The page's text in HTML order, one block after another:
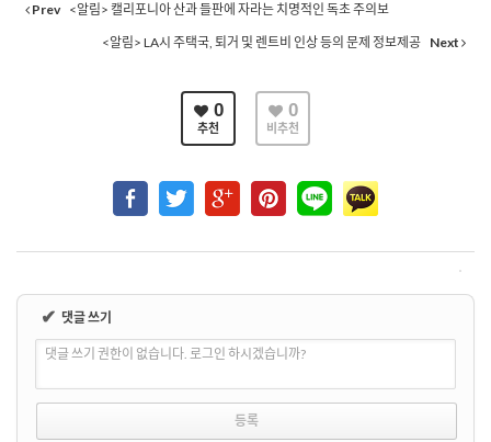
Prev <알림> 캘리포니아 산과 들판에 자라는 치명적인 독초 주의보
<알림> LA시 주택국, 퇴거 및 렌트비 인상 등의 문제 정보제공 Next
0
추천
0
비추천
✔ 댓글 쓰기
댓글 쓰기 권한이 없습니다. 로그인 하시겠습니까?